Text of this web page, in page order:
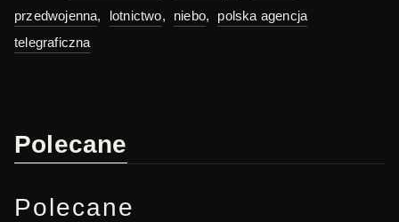
przedwojenna, lotnictwo, niebo,
polska agencja
telegraficzna
Polecane
Polecane